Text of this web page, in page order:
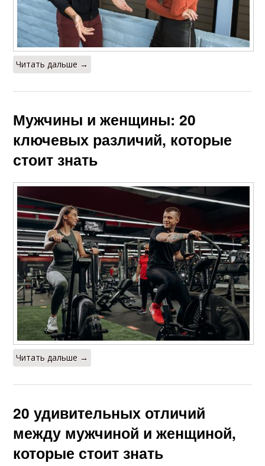
Читать дальше →
Мужчины и женщины: 20
ключевых различий, которые
стоит знать
Читать дальше →
20 удивительных отличий
между мужчиной и женщиной,
которые стоит знать